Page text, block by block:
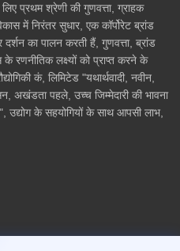
प्रथम श्रेणी की गुणवत्ता, ग्राहक
में निरंतर सुधार, एक कॉर्पोरेट ब्रांड
का पालन करती हैं, गुणवत्ता, ब्रांड
रणनीतिक लक्ष्यों को प्राप्त करने के
कं, लिमिटेड "यथार्थवादी, नवीन,
अखंडता पहले, उच्च जिम्मेदारी की भावना
के सहयोगियों के साथ आपसी लाभ,